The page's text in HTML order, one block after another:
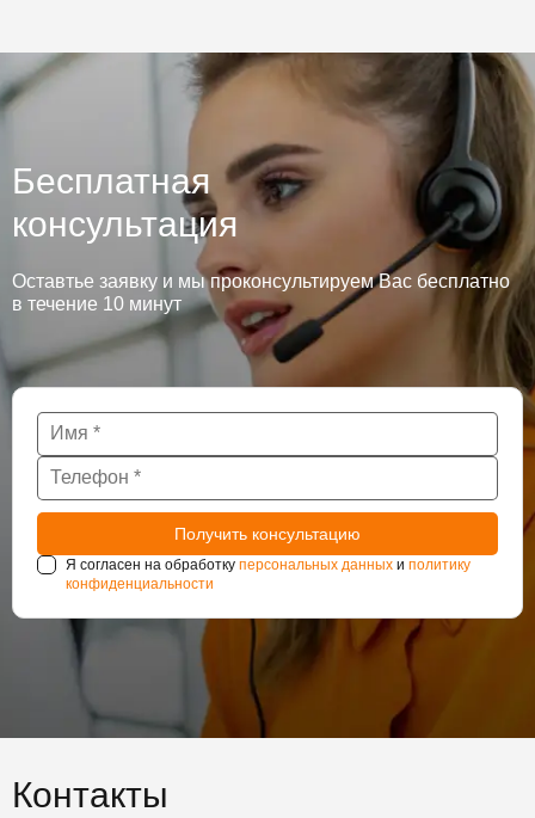
Бесплатная
консультация
Оставтье заявку и мы проконсультируем Вас бесплатно
в течение 10 минут
Я согласен на обработку персональных данных и политику
конфиденциальности
Контакты